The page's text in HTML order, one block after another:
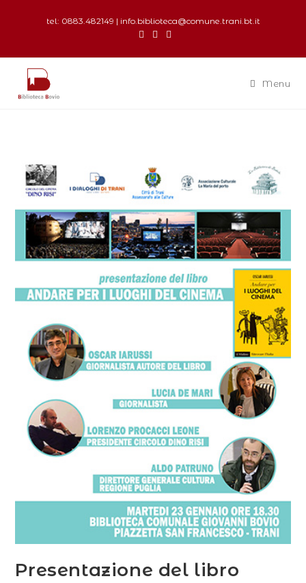
tel: 0883.482149 | info.biblioteca@comune.trani.bt.it
Menu
Presentazione del libro